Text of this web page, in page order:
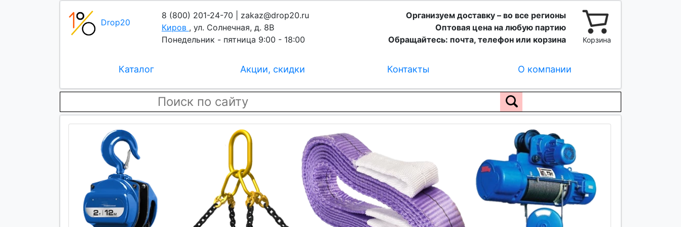
Drop20
8 (800) 201-24-70 | zakaz@drop20.ru
Киров , ул. Солнечная, д. 8В
Понедельник - пятница 9:00 - 18:00
Организуем доставку – во все регионы
Оптовая цена на любую партию
Обращайтесь: почта, телефон или корзина
Корзина
Каталог Акции, скидки Контакты О компании